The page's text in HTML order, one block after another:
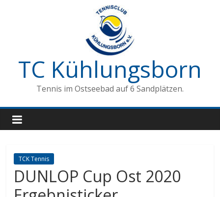
TC Kühlungsborn
Tennis im Ostseebad auf 6 Sandplätzen.
TCK Tennis
DUNLOP Cup Ost 2020